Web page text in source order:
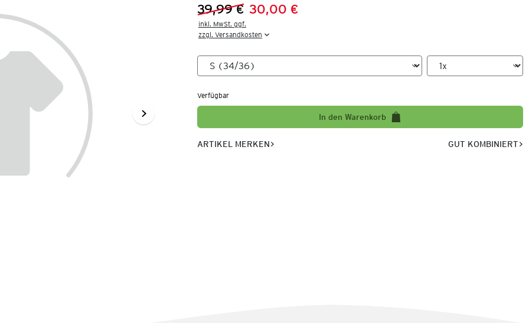
Vorheriger Preis:
39,99 €
Neuer Preis:30,00 €
inkl. MwSt. ggf.
zzgl. Versandkosten
Verfügbar
In den Warenkorb
ARTIKEL MERKEN GUT KOMBINIERT